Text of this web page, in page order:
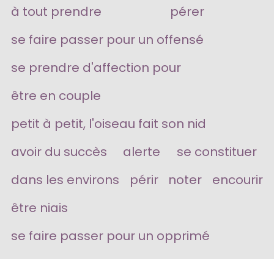
à tout prendre
pérer
se faire passer pour un offensé
se prendre d'affection pour
être en couple
petit à petit, l'oiseau fait son nid
avoir du succès
alerte
se constituer
dans les environs
périr noter
encourir
être niais
se faire passer pour un opprimé